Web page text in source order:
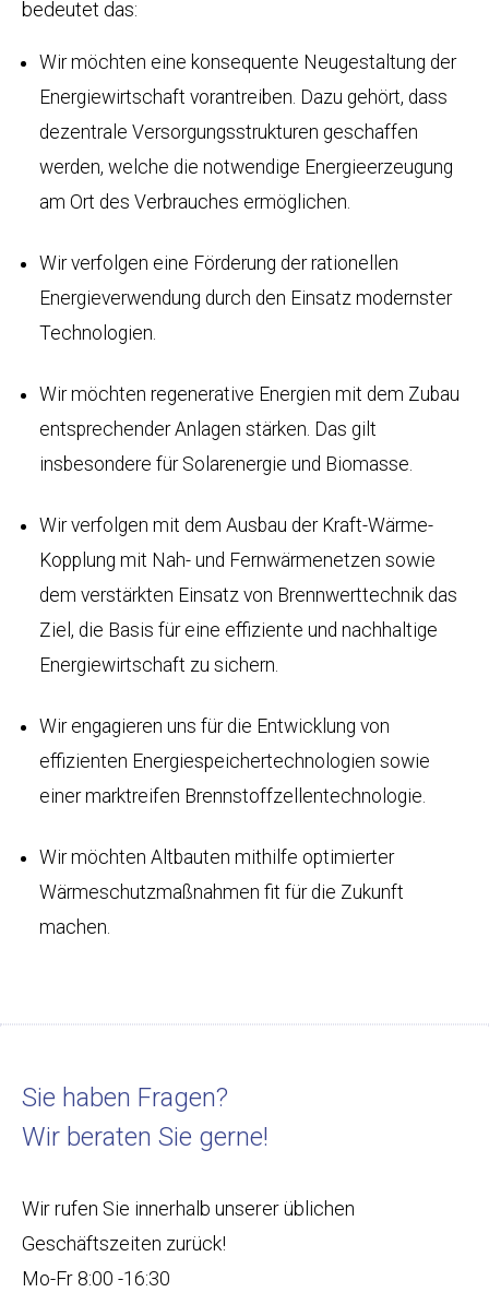
bedeutet das:
Wir möchten eine konsequente Neugestaltung der
Energiewirtschaft vorantreiben. Dazu gehört, dass
dezentrale Versorgungsstrukturen geschaffen
werden, welche die notwendige Energieerzeugung
am Ort des Verbrauches ermöglichen.
Wir verfolgen eine Förderung der rationellen
Energieverwendung durch den Einsatz modernster
Technologien.
Wir möchten regenerative Energien mit dem Zubau
entsprechender Anlagen stärken. Das gilt
insbesondere für Solarenergie und Biomasse.
Wir verfolgen mit dem Ausbau der Kraft-Wärme-
Kopplung mit Nah- und Fernwärmenetzen sowie
dem verstärkten Einsatz von Brennwerttechnik das
Ziel, die Basis für eine effiziente und nachhaltige
Energiewirtschaft zu sichern.
Wir engagieren uns für die Entwicklung von
effizienten Energiespeichertechnologien sowie
einer marktreifen Brennstoffzellentechnologie.
Wir möchten Altbauten mithilfe optimierter
Wärmeschutzmaßnahmen fit für die Zukunft
machen.
Sie haben Fragen?
Wir beraten Sie gerne!
Wir rufen Sie innerhalb unserer üblichen
Geschäftszeiten zurück!
Mo-Fr 8:00 -16:30